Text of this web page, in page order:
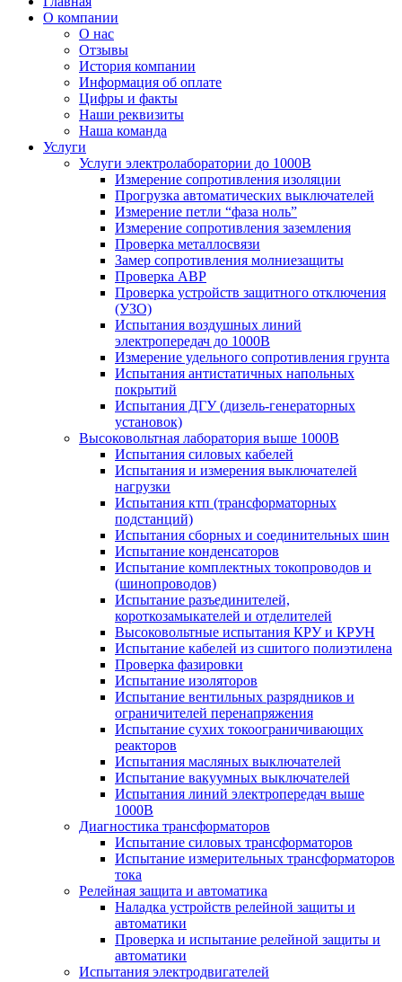
О компании
О нас
Отзывы
История компании
Информация об оплате
Цифры и факты
Наши реквизиты
Наша команда
Услуги
Услуги электролаборатории до 1000В
Измерение сопротивления изоляции
Прогрузка автоматических выключателей
Измерение петли “фаза ноль”
Измерение сопротивления заземления
Проверка металлосвязи
Замер сопротивления молниезащиты
Проверка АВР
Проверка устройств защитного отключения
(УЗО)
Испытания воздушных линий
электропередач до 1000В
Измерение удельного сопротивления грунта
Испытания антистатичных напольных
покрытий
Испытания ДГУ (дизель-генераторных
установок)
Высоковольтная лаборатория выше 1000В
Испытания силовых кабелей
Испытания и измерения выключателей
нагрузки
Испытания ктп (трансформаторных
подстанций)
Испытания сборных и соединительных шин
Испытание конденсаторов
Испытание комплектных токопроводов и
(шинопроводов)
Испытание разъединителей,
короткозамыкателей и отделителей
Высоковольтные испытания КРУ и КРУН
Испытание кабелей из сшитого полиэтилена
Проверка фазировки
Испытание изоляторов
Испытание вентильных разрядников и
ограничителей перенапряжения
Испытание сухих токоограничивающих
реакторов
Испытания масляных выключателей
Испытание вакуумных выключателей
Испытания линий электропередач выше
1000В
Диагностика трансформаторов
Испытание силовых трансформаторов
Испытание измерительных трансформаторов
тока
Релейная защита и автоматика
Наладка устройств релейной защиты и
автоматики
Проверка и испытание релейной защиты и
автоматики
Испытания электродвигателей